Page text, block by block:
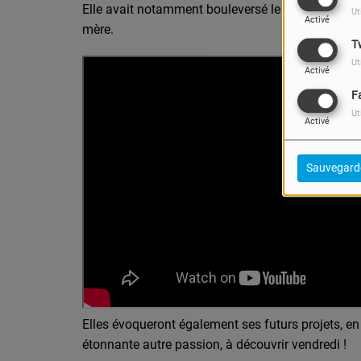
Activé
Activé
Activé
Elle avait notamment bouleversé le jury et le
mère.
Elles évoqueront également ses futurs projets,
étonnante autre passion, à découvrir vendredi !